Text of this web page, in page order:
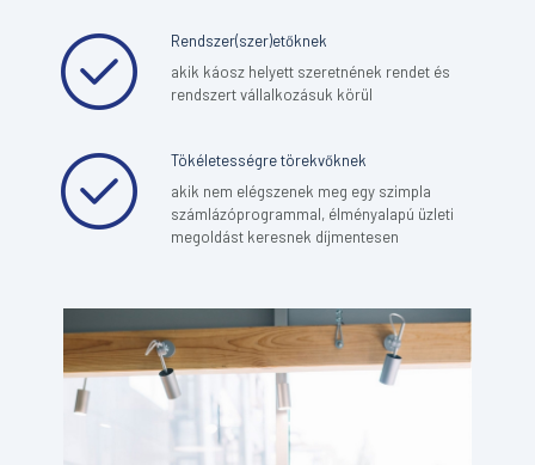
Rendszer(szer)etőknek
akik káosz helyett szeretnének rendet és
rendszert vállalkozásuk körül
Tökéletességre törekvőknek
akik nem elégszenek meg egy szimpla
számlázóprogrammal, élményalapú üzleti
megoldást keresnek díjmentesen